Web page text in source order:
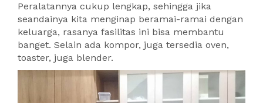
Peralatannya cukup lengkap, sehingga jika
seandainya kita menginap beramai-ramai dengan
keluarga, rasanya fasilitas ini bisa membantu
banget. Selain ada kompor, juga tersedia oven,
toaster, juga blender.